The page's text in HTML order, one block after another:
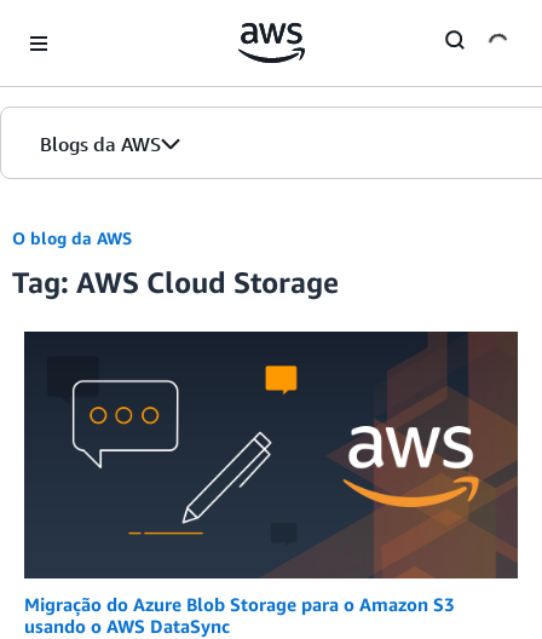
Blogs da AWS
Página inicial
Edições
O blog da AWS
Tag: AWS Cloud Storage
Migração do Azure Blob Storage para o Amazon S3
usando o AWS DataSync